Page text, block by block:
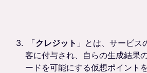
「クレジット 」とは、サービス
客に付与され、自らの生成結果
ードを可能にする仮想ポイント